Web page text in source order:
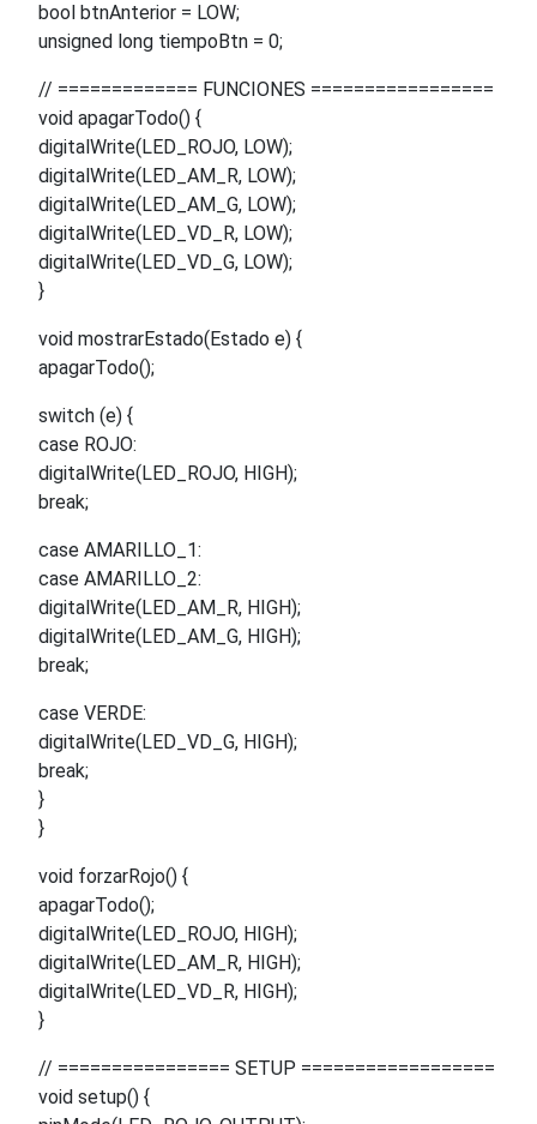
bool btnAnterior = LOW;
unsigned long tiempoBtn = 0;
// ============= FUNCIONES =================
void apagarTodo() {
digitalWrite(LED_ROJO, LOW);
digitalWrite(LED_AM_R, LOW);
digitalWrite(LED_AM_G, LOW);
digitalWrite(LED_VD_R, LOW);
digitalWrite(LED_VD_G, LOW);
}
void mostrarEstado(Estado e) {
apagarTodo();
switch (e) {
case ROJO:
digitalWrite(LED_ROJO, HIGH);
break;
case AMARILLO_1:
case AMARILLO_2:
digitalWrite(LED_AM_R, HIGH);
digitalWrite(LED_AM_G, HIGH);
break;
case VERDE:
digitalWrite(LED_VD_G, HIGH);
break;
}
}
void forzarRojo() {
apagarTodo();
digitalWrite(LED_ROJO, HIGH);
digitalWrite(LED_AM_R, HIGH);
digitalWrite(LED_VD_R, HIGH);
}
// ================ SETUP ==================
void setup() {